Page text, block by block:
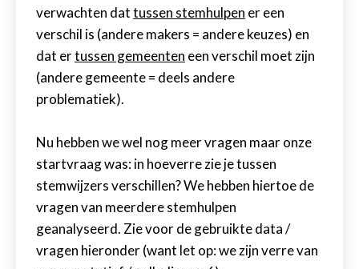
verwachten dattussen stemhulpen er een
verschil is (andere makers = andere keuzes) en
dat ertussen gemeenten een verschil moet zijn
(andere gemeente = deels andere
problematiek).
Nu hebben we wel nog meer vragen maar onze
startvraag was: in hoeverre zie je tussen
stemwijzers verschillen? We hebben hiertoe de
vragen van meerdere stemhulpen
geanalyseerd. Zie voor de gebruikte data /
vragen hieronder (want let op: we zijn verre van